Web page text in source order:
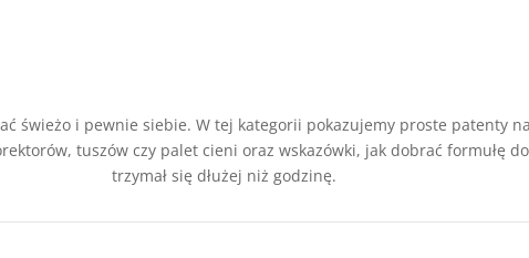
świeżo i pewnie siebie. W tej kategorii pokazujemy proste patenty
tuszów czy palet cieni oraz wskazówki, jak dobrać formułę
trzymał się dłużej niż godzinę.